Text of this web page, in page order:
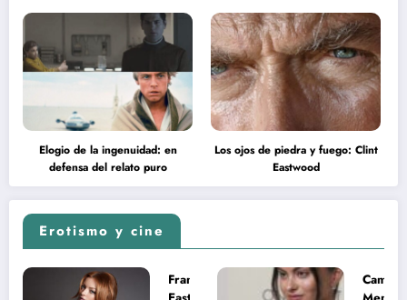
Elogio de la ingenuidad: en
defensa del relato puro
Los ojos de piedra y fuego: Clint
Eastwood
Erotismo y cine
Francesca
Camila